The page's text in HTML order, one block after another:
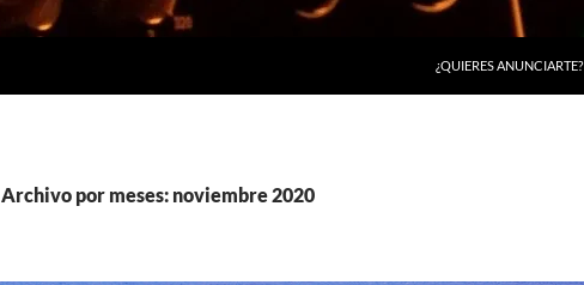
¿QUIERES ANUNCIARTE?
Archivo por meses: noviembre 2020